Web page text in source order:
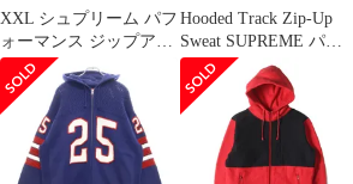
XXL シュプリーム パフ
ォーマンス ジップアッ
プ フード スウェットシ
ャツ ヘザー グレー
Hooded Track Zip-Up
Sweat SUPREME パー
カー